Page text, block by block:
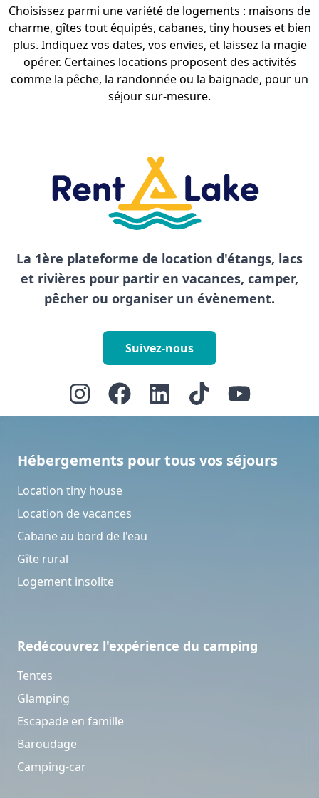
Choisissez parmi une variété de logements : maisons de
charme, gîtes tout équipés, cabanes, tiny houses et bien
plus. Indiquez vos dates, vos envies, et laissez la magie
opérer. Certaines locations proposent des activités
comme la pêche, la randonnée ou la baignade, pour un
séjour sur-mesure.
La 1ère plateforme de location d'étangs, lacs
et rivières pour partir en vacances, camper,
pêcher ou organiser un évènement.
Suivez-nous
Hébergements pour tous vos séjours
Location tiny house
Location de vacances
Cabane au bord de l'eau
Gîte rural
Logement insolite
Redécouvrez l'expérience du camping
Tentes
Glamping
Escapade en famille
Baroudage
Camping-car